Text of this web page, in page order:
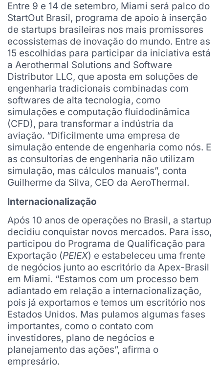
Entre 9 e 14 de setembro, Miami será palco do
StartOut Brasil, programa de apoio à inserção
de startups brasileiras nos mais promissores
ecossistemas de inovação do mundo. Entre as
15 escolhidas para participar da iniciativa está
a Aerothermal Solutions and Software
Distributor LLC, que aposta em soluções de
engenharia tradicionais combinadas com
softwares de alta tecnologia, como
simulações e computação fluidodinâmica
(CFD), para transformar a indústria da
aviação. “Dificilmente uma empresa de
simulação entende de engenharia como nós. E
as consultorias de engenharia não utilizam
simulação, mas cálculos manuais”, conta
Guilherme da Silva, CEO da AeroThermal.
Internacionalização
Após 10 anos de operações no Brasil, a startup
decidiu conquistar novos mercados. Para isso,
participou do Programa de Qualificação para
Exportação (PEIEX) e estabeleceu uma frente
de negócios junto ao escritório da Apex-Brasil
em Miami. “Estamos com um processo bem
adiantado em relação a internacionalização,
pois já exportamos e temos um escritório nos
Estados Unidos. Mas pulamos algumas fases
importantes, como o contato com
investidores, plano de negócios e
planejamento das ações”, afirma o
empresário.